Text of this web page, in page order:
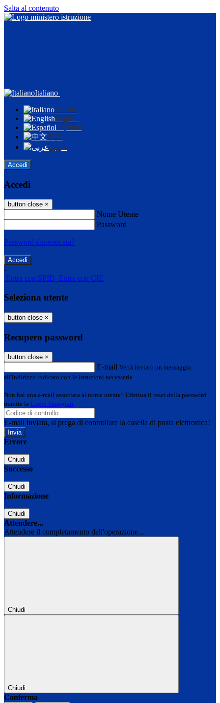
Salta al contenuto
Italiano
Italiano
English
Español
中文
عربى
Accedi
Accedi
button close ×
Nome Utente
Password
Password dimenticata?
-
Entra con SPID Entra con CIE
Seleziona utente
button close ×
Recupero password
button close ×
E-mail Verrà inviato un messaggio
all'indirizzo indicato con le istruzioni necessarie.
Non hai una e-mail associata al nome utente? Effettua il reset della password
tramite la Login Spaggiari
E-mail inviata, si prega di controllare la casella di posta elettronica!
Errore
Chiudi
Successo
Chiudi
Informazione
Chiudi
Attendere...
Attendere il completamento dell'operazione...
Chiudi
Chiudi
Conferma